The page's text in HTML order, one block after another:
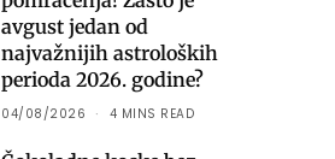
avgust jedan od
najvažnijih astroloških
perioda 2026. godine?
04/08/2026 4 MINS READ